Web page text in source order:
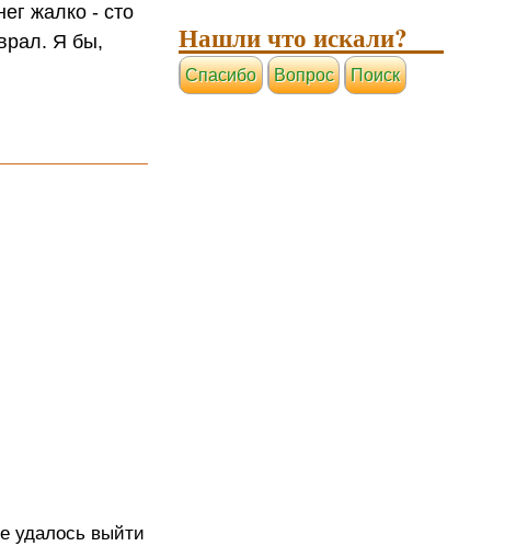
жалко - сто
Я бы,
удалось выйти
Нашли что искали?
Cпасибо Вопрос Поиск